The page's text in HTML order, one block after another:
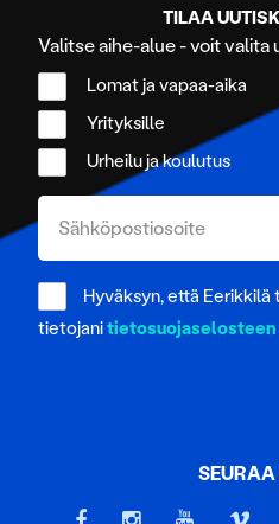
TILAA
Valitse aihe-alue - voit valita
Lomat ja vapaa-aika
Yrityksille
Urheilu ja koulutus
Hyväksyn, että
tietojanitietosuojaselosteen
SEURAA